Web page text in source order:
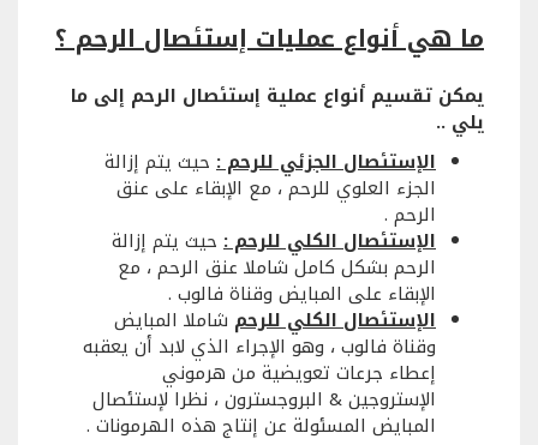
ما هي أنواع عمليات إستئصال الرحم ؟
يمكن تقسيم أنواع عملية إستئصال الرحم إلى ما
يلي ..
الإستئصال الجزئي للرحم : حيث يتم إزالة
الجزء العلوي للرحم ، مع الإبقاء على عنق
الرحم .
الإستئصال الكلي للرحم : حيث يتم إزالة
الرحم بشكل كامل شاملا عنق الرحم ، مع
الإبقاء على المبايض وقناة فالوب .
الإستئصال الكلي للرحم شاملا المبايض
وقناة فالوب ، وهو الإجراء الذي لابد أن يعقبه
إعطاء جرعات تعويضية من هرموني
الإستروجين & البروجسترون ، نظرا لإستئصال
المبايض المسئولة عن إنتاج هذه الهرمونات .